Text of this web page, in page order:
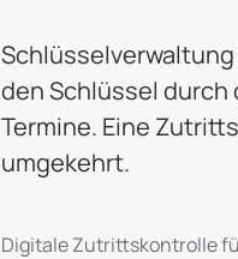
den Schlüssel
Termine. Eine
umgekehrt.
Digitale Zutrittskontrolle